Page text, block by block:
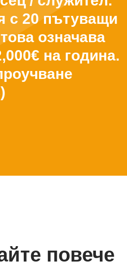
с 20 пътуващи
означава
на година.
повече